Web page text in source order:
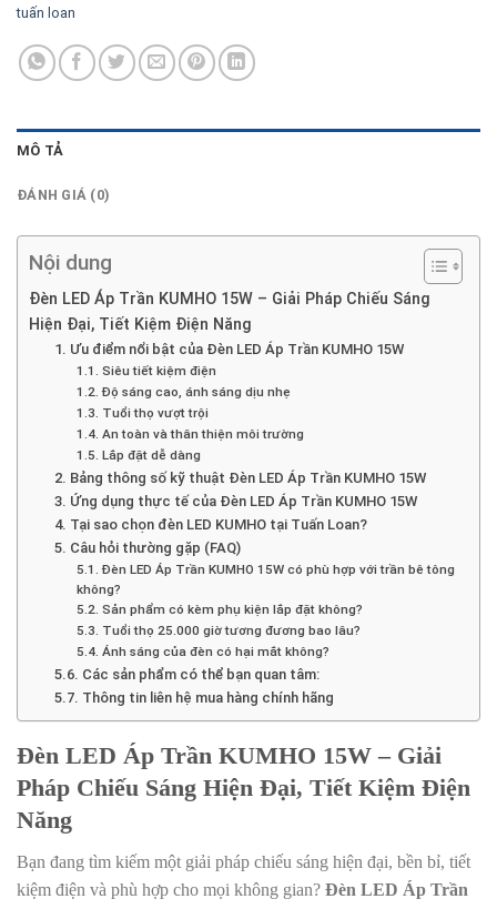
tuấn loan
MÔ TẢ
ĐÁNH GIÁ (0)
Nội dung
Đèn LED Áp Trần KUMHO 15W – Giải Pháp Chiếu Sáng
Hiện Đại, Tiết Kiệm Điện Năng
1. Ưu điểm nổi bật của Đèn LED Áp Trần KUMHO 15W
1.1. Siêu tiết kiệm điện
1.2. Độ sáng cao, ánh sáng dịu nhẹ
1.3. Tuổi thọ vượt trội
1.4. An toàn và thân thiện môi trường
1.5. Lắp đặt dễ dàng
2. Bảng thông số kỹ thuật Đèn LED Áp Trần KUMHO 15W
3. Ứng dụng thực tế của Đèn LED Áp Trần KUMHO 15W
4. Tại sao chọn đèn LED KUMHO tại Tuấn Loan?
5. Câu hỏi thường gặp (FAQ)
5.1. Đèn LED Áp Trần KUMHO 15W có phù hợp với trần bê tông
không?
5.2. Sản phẩm có kèm phụ kiện lắp đặt không?
5.3. Tuổi thọ 25.000 giờ tương đương bao lâu?
5.4. Ánh sáng của đèn có hại mắt không?
5.6. Các sản phẩm có thể bạn quan tâm:
5.7. Thông tin liên hệ mua hàng chính hãng
Đèn LED Áp Trần KUMHO 15W – Giải
Pháp Chiếu Sáng Hiện Đại, Tiết Kiệm Điện
Năng
Bạn đang tìm kiếm một giải pháp chiếu sáng hiện đại, bền bỉ, tiết
kiệm điện và phù hợp cho mọi không gian? Đèn LED Áp Trần